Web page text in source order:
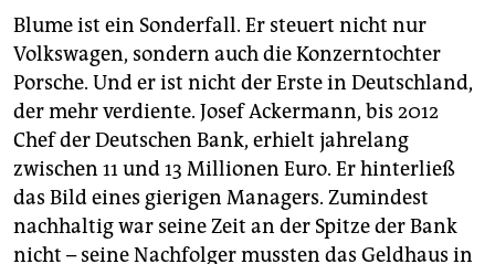
Blume ist ein Sonderfall. Er steuert nicht nur
Volkswagen, sondern auch die Konzerntochter
Porsche. Und er ist nicht der Erste in Deutschland,
der mehr verdiente. Josef Ackermann, bis 2012
Chef der Deutschen Bank, erhielt jahrelang
zwischen 11 und 13 Millionen Euro. Er hinterließ
das Bild eines gierigen Managers. Zumindest
nachhaltig war seine Zeit an der Spitze der Bank
nicht – seine Nachfolger mussten das Geldhaus in